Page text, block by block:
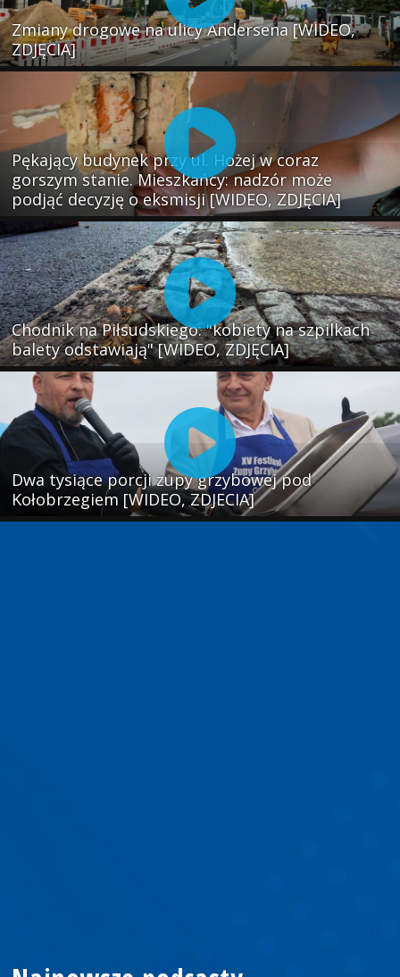
Zmiany drogowe na ulicy Andersena [WIDEO,
ZDJĘCIA]
Pękający budynek przy ul. Hożej w coraz
gorszym stanie. Mieszkańcy: nadzór może
podjąć decyzję o eksmisji [WIDEO, ZDJĘCIA]
Chodnik na Piłsudskiego: "kobiety na szpilkach
balety odstawiają" [WIDEO, ZDJĘCIA]
Dwa tysiące porcji zupy grzybowej pod
Kołobrzegiem [WIDEO, ZDJECIA]